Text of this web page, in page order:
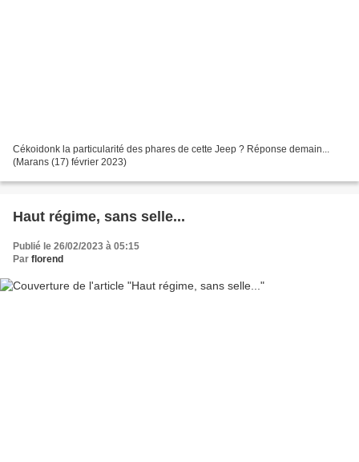
Cékoidonk la particularité des phares de cette Jeep ? Réponse demain...
(Marans (17) février 2023)
Haut régime, sans selle...
Publié le 26/02/2023 à 05:15
Par florend